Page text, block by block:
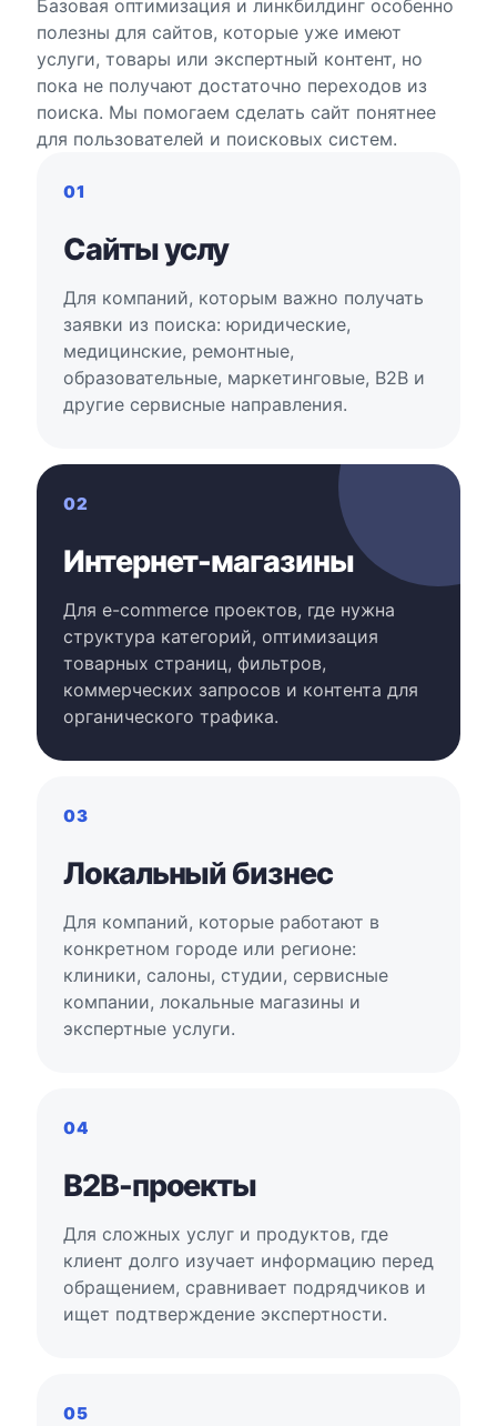
Базовая оптимизация и линкбилдинг особенно
полезны для сайтов, которые уже имеют
услуги, товары или экспертный контент, но
пока не получают достаточно переходов из
поиска. Мы помогаем сделать сайт понятнее
для пользователей и поисковых систем.
01
Сайты услу
Для компаний, которым важно получать
заявки из поиска: юридические,
медицинские, ремонтные,
образовательные, маркетинговые, B2B и
другие сервисные направления.
02
Интернет-магазины
Для e-commerce проектов, где нужна
структура категорий, оптимизация
товарных страниц, фильтров,
коммерческих запросов и контента для
органического трафика.
03
Локальный бизнес
Для компаний, которые работают в
конкретном городе или регионе:
клиники, салоны, студии, сервисные
компании, локальные магазины и
экспертные услуги.
04
B2B-проекты
Для сложных услуг и продуктов, где
клиент долго изучает информацию перед
обращением, сравнивает подрядчиков и
ищет подтверждение экспертности.
05